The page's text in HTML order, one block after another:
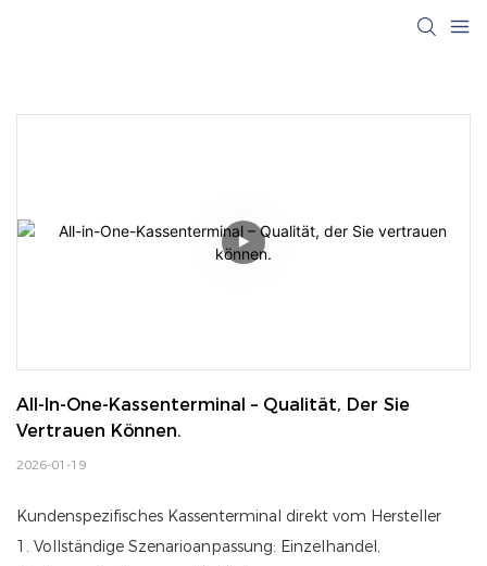
All-In-One-Kassenterminal – Qualität, Der Sie
Vertrauen Können.
2026-01-19
Kundenspezifisches Kassenterminal direkt vom Hersteller
1. Vollständige Szenarioanpassung: Einzelhandel,